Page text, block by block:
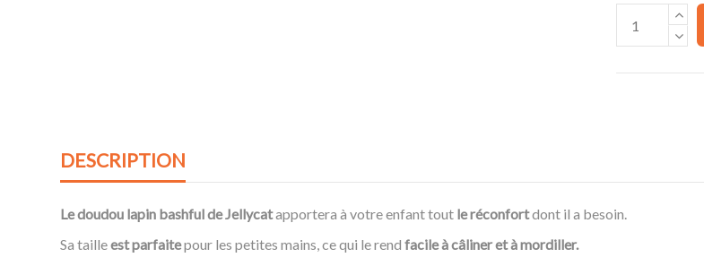
DESCRIPTION
Le doudou lapin bashful de Jellycatapportera à votre enfant tout le réconfortdont il a besoin.
Sa tailleest parfaitepour les petites mains, ce qui le rend facile à câliner et à mordiller.